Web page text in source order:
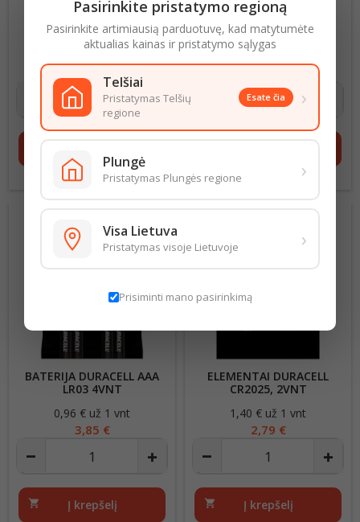
BATERIJA DURACELL AA
LR06 4VNT
3,85 €
BATERIJA DURACELL AAA
LR03 2VNT
1,00 € už 1 vnt
BATERIJA DURACELL AAA
LR03 4VNT
Kaina
0,96 € už 1 vnt
3,85 €
shopping_cart Į krepšelį
ELEMENTAI DURACELL
CR2025, 2VNT
Kaina
1,40 € už 1 vnt
2,79 €
shopping_cart Į krepšelį
Pasirinkite pristatymo regioną
Pasirinkite artimiausią parduotuvę, kad matytumėte
aktualias kainas ir pristatymo sąlygas
Telšiai
Pristatymas Telšių
regione
Esate čia ›
Plungė
Pristatymas Plungės regione ›
Visa Lietuva
Pristatymas visoje Lietuvoje ›
Prisiminti mano pasirinkimą